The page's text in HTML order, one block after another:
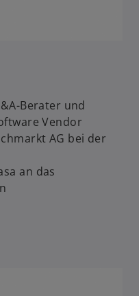
Berater und
Vendor
AG bei der
an das